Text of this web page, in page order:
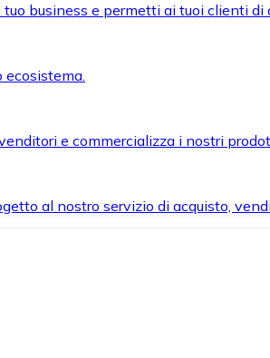
business e permetti ai tuoi clienti
ecosistema.
e commercializza i nostri
al nostro servizio di acquisto,